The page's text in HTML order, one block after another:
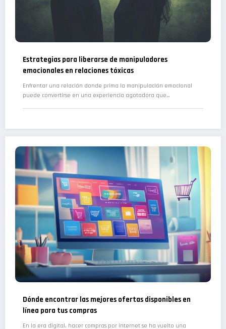
Estrategias para liberarse de manipuladores
emocionales en relaciones tóxicas
Enfrentar una relación donde prima la manipulación emocional
puede convertirse en una experiencia agotadora que…
Dónde encontrar las mejores ofertas disponibles en
línea para tus compras
En la era digital, hacer compras por internet se ha vuelto una